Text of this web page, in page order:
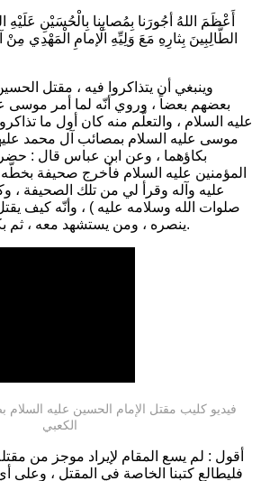
أَعْظَمَ اللهُ أجُورَنا بِمُصابِنا بِالْحُسَيْنِ عَلَيْهِ
الطَّالِبِينَ بِثارِهِ مَعَ وَلِيِّهِ الْإمامِ الْمَهْدِي
وينبغي أن يتذاكروا فيه ، مقتل
بعضهم بعضاً ، وروي أنّه لما أمر موسى
عليه السلام ، والتعلّم منه كان أول ما
موسى عليه السلام بمصائب آل محمد
بكاؤهما ، وعن ابن عباس قال :
المؤمنين عليه السلام فأخرج صحيفة بخطّه
عليه وآله وقرأ لي من تلك الصحيفة ،
صلوات الله وسلامه عليه ) ، وأنّه كيف
ينصره ، ومن يستشهد معه ، ثم بكى بكاءً شديداً ، وأبكاني.
فيديو كليب مقتل الإمام الحسين عليه السلام
الكعبي
أقول : لم يسع المقام لإيراد موجز من
فليطالع كتبنا الخاصة في المقتل ،